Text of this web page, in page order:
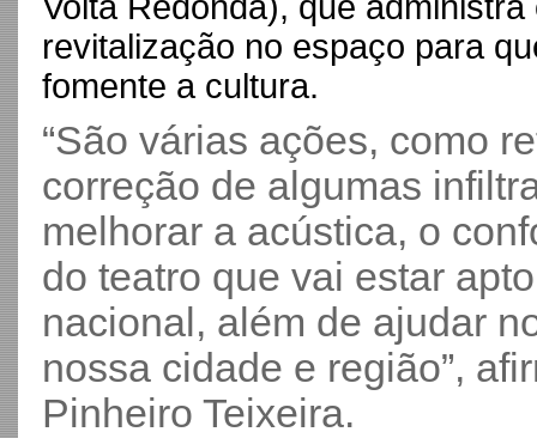
Volta Redonda), que
revitalização no espaço para
fomente a cultura.
“São várias ações, como
correção de algumas
melhorar a acústica, o
do teatro que vai estar
nacional, além de ajudar
nossa cidade e região”,
Pinheiro Teixeira.